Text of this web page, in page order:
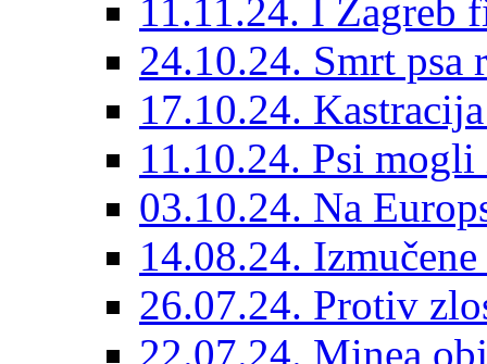
11.11.24. I Zagreb
24.10.24. Smrt psa
17.10.24.
11.10.24. Psi
03.10.24. Na
14.08.24.
26.07.24. Protiv
22.07.24. Minea